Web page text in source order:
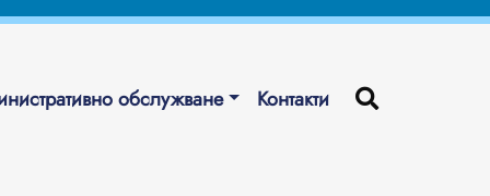
обслужване Контакти